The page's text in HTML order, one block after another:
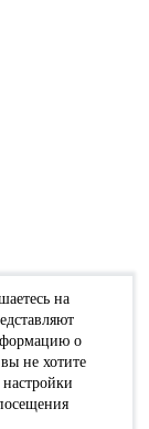
данных
на
о
не хотите